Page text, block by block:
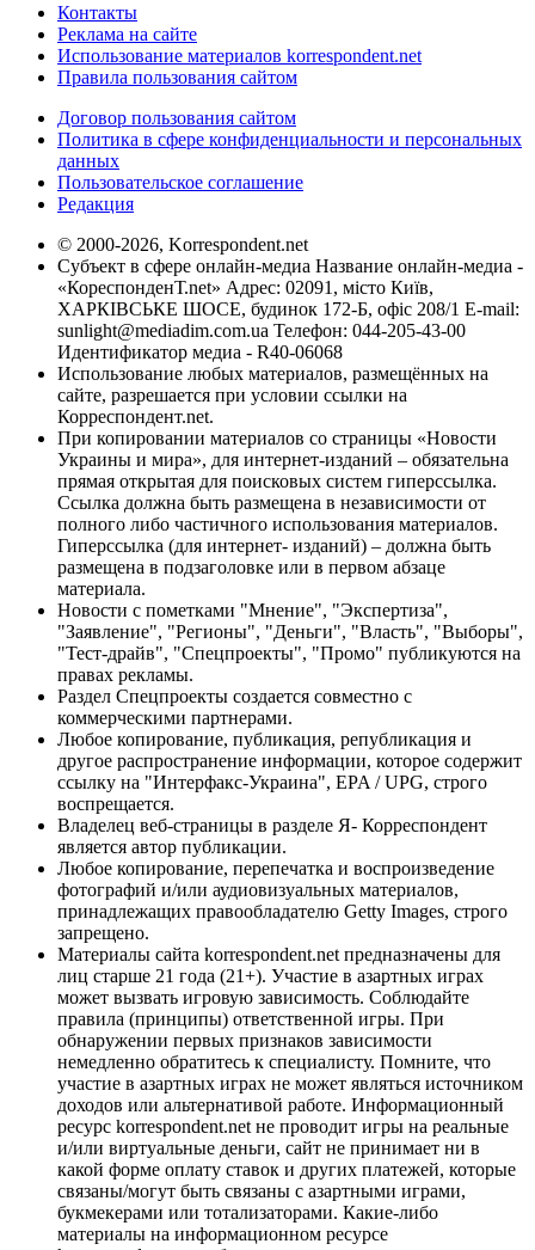
Контакты
Реклама на сайте
Использование материалов korrespondent.net
Правила пользования сайтом
Договор пользования сайтом
Политика в сфере конфиденциальности и персональных
данных
Пользовательское соглашение
Редакция
© 2000-2026, Korrespondent.net
Субъект в сфере онлайн-медиа Название онлайн-медиа -
«КореспонденТ.net» Адрес: 02091, місто Київ,
ХАРКІВСЬКЕ ШОСЕ, будинок 172-Б, офіс 208/1 E-mail:
sunlight@mediadim.com.ua Телефон: 044-205-43-00
Идентификатор медиа - R40-06068
Использование любых материалов, размещённых на
сайте, разрешается при условии ссылки на
Корреспондент.net.
При копировании материалов со страницы «Новости
Украины и мира», для интернет-изданий – обязательна
прямая открытая для поисковых систем гиперссылка.
Ссылка должна быть размещена в независимости от
полного либо частичного использования материалов.
Гиперссылка (для интернет- изданий) – должна быть
размещена в подзаголовке или в первом абзаце
материала.
Новости с пометками "Мнение", "Экспертиза",
"Заявление", "Регионы", "Деньги", "Власть", "Выборы",
"Тест-драйв", "Спецпроекты", "Промо" публикуются на
правах рекламы.
Раздел Спецпроекты создается совместно с
коммерческими партнерами.
Любое копирование, публикация, републикация и
другое распространение информации, которое содержит
ссылку на "Интерфакс-Украина", EPA / UPG, строго
воспрещается.
Владелец веб-страницы в разделе Я- Корреспондент
является автор публикации.
Любое копирование, перепечатка и воспроизведение
фотографий и/или аудиовизуальных материалов,
принадлежащих правообладателю Getty Images, строго
запрещено.
Материалы сайта korrespondent.net предназначены для
лиц старше 21 года (21+). Участие в азартных играх
может вызвать игровую зависимость. Соблюдайте
правила (принципы) ответственной игры. При
обнаружении первых признаков зависимости
немедленно обратитесь к специалисту. Помните, что
участие в азартных играх не может являться источником
доходов или альтернативой работе. Информационный
ресурс korrespondent.net не проводит игры на реальные
и/или виртуальные деньги, сайт не принимает ни в
какой форме оплату ставок и других платежей, которые
связаны/могут быть связаны с азартными играми,
букмекерами или тотализаторами. Какие-либо
материалы на информационном ресурсе